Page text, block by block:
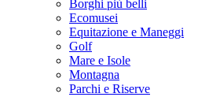
Borghi più belli
Ecomusei
Equitazione e Maneggi
Golf
Mare e Isole
Montagna
Parchi e Riserve